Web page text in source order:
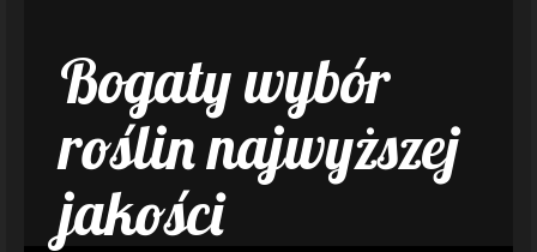
Bogaty wybór
roślin najwyższej
jakości